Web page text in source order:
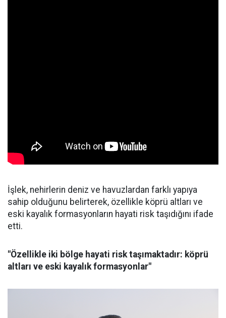
İşlek, nehirlerin deniz ve havuzlardan farklı yapıya
sahip olduğunu belirterek, özellikle köprü altları ve
eski kayalık formasyonların hayati risk taşıdığını ifade
etti.
"Özellikle iki bölge hayati risk taşımaktadır: köprü
altları ve eski kayalık formasyonlar"